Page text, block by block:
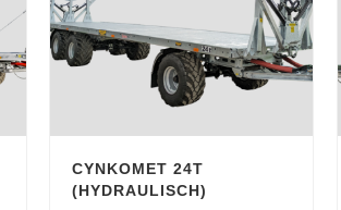
CYNKOMET 24T
(HYDRAULISCH)